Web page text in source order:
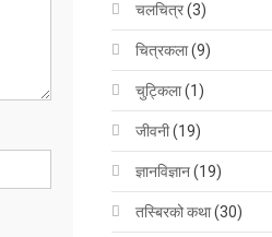
चलचित्र(3)
चित्रकला(9)
चुट्किला(1)
जीवनी(19)
ज्ञानविज्ञान(19)
तस्बिरको कथा(30)